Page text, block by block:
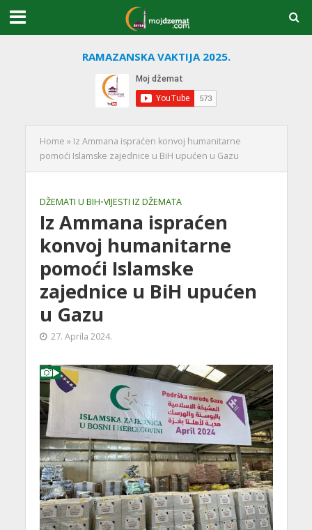
RAMAZANSKA VAKTIJA 2025.
Home » Iz Ammana ispraćen konvoj humanitarne
pomoći Islamske zajednice u BiH upućen u Gazu
DŽEMATI U BIH•VIJESTI IZ DŽEMATA
Iz Ammana ispraćen
konvoj humanitarne
pomoći Islamske
zajednice u BiH upućen
u Gazu
27. Aprila 2024.